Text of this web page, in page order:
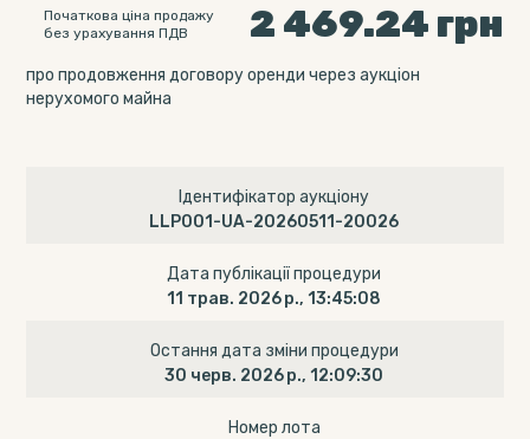
Початкова ціна продажу
без урахування ПДВ
2 469.24 грн
про продовження договору оренди через аукціон
нерухомого майна
Ідентифікатор аукціону
LLP001-UA-20260511-20026
Дата публікації процедури
11 трав. 2026 р., 13:45:08
Остання дата зміни процедури
30 черв. 2026 р., 12:09:30
Номер лота